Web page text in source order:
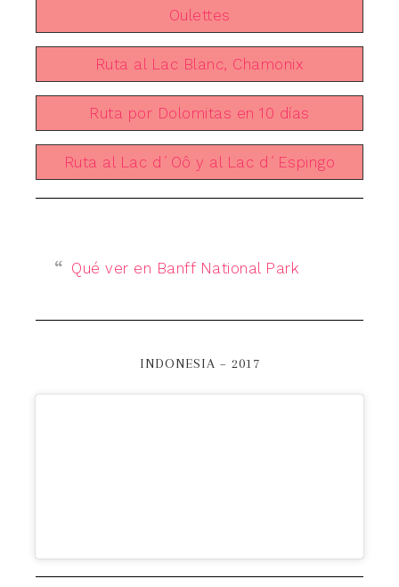
Oulettes
Ruta al Lac Blanc, Chamonix
Ruta por Dolomitas en 10 días
Ruta al Lac d´Oô y al Lac d´Espingo
Qué ver en Banff National Park
INDONESIA – 2017